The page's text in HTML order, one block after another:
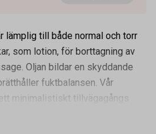
lämplig till både normal och torr
som lotion, för borttagning av
Oljan bildar en skyddande
fuktbalansen. Vår
minimalistiskt tillvägagångs